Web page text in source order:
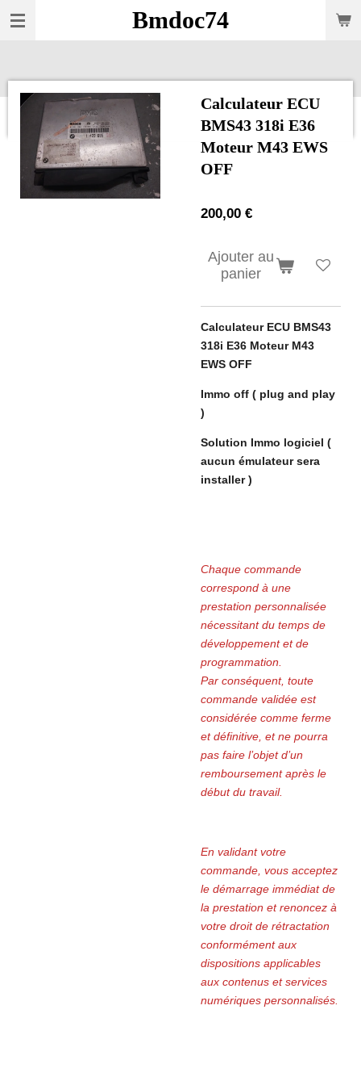
Passer
Bmdoc74
Calculateur ECU
BMS43 318i E36
Moteur M43 EWS
OFF
200,00 €
Ajouter au
panier
Calculateur ECU BMS43
318i E36 Moteur M43
EWS OFF
Immo off ( plug and play
)
Solution Immo logiciel (
aucun émulateur sera
installer )
Chaque commande
correspond à une
prestation personnalisée
nécessitant du temps de
développement et de
programmation.
Par conséquent, toute
commande validée est
considérée comme ferme
et définitive, et ne pourra
pas faire l’objet d’un
remboursement après le
début du travail.
En validant votre
commande, vous acceptez
le démarrage immédiat de
la prestation et renoncez à
votre droit de rétractation
conformément aux
dispositions applicables
aux contenus et services
numériques personnalisés.